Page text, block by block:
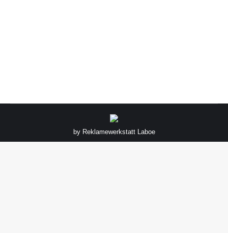
by Reklamewerkstatt Laboe